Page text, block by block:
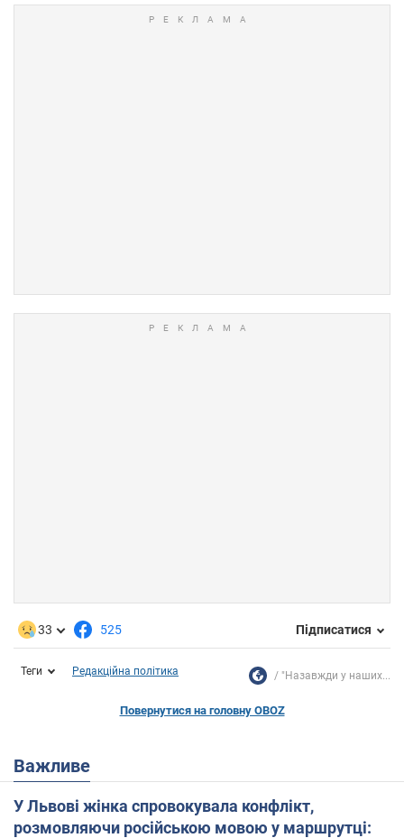
33 525 Підписатися
Теги Редакційна політика "Назавжди у наших...
Повернутися на головну OBOZ
Важливе
У Львові жінка спровокувала конфлікт,
розмовляючи російською мовою у маршрутці: